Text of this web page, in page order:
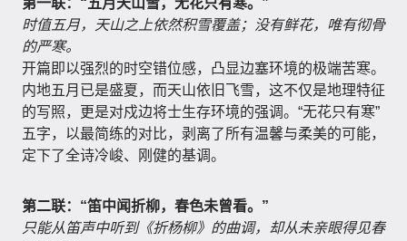
第一联：“五月天山雪，无花只有寒。”
时值五月，天山之上依然积雪覆盖；没有鲜花，唯有彻骨
的严寒。
开篇即以强烈的时空错位感，凸显边塞环境的极端苦寒。
内地五月已是盛夏，而天山依旧飞雪，这不仅是地理特征
的写照，更是对戍边将士生存环境的强调。“无花只有寒”
五字，以最简练的对比，剥离了所有温馨与柔美的可能，
定下了全诗冷峻、刚健的基调。
第二联：“笛中闻折柳，春色未曾看。”
只能从笛声中听到《折杨柳》的曲调，却从未亲眼得见春